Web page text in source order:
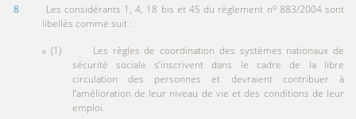
8 Les considérants 1, 4, 18 bis et 45 du règlement no883/2004 sont
libellés comme suit :
« (1) Les règles de coordination des systèmes nationaux de
sécurité sociale s’inscrivent dans le cadre de la libre
circulation des personnes et devraient contribuer à
l’amélioration de leur niveau de vie et des conditions de leur
emploi.